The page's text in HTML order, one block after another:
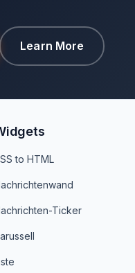
Learn More
to HTML
Ticker